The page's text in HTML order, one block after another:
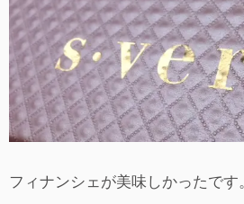
フィナンシェが美味しかったです。